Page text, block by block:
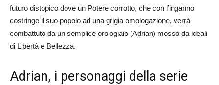
futuro distopico dove un Potere corrotto, che con l’inganno
costringe il suo popolo ad una grigia omologazione, verrà
combattuto da un semplice orologiaio (Adrian) mosso da ideali
di Libertà e Bellezza.
Adrian, i personaggi della serie